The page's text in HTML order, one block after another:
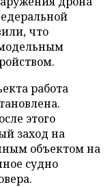
что
работа
этого
заход на
объектом на
судно